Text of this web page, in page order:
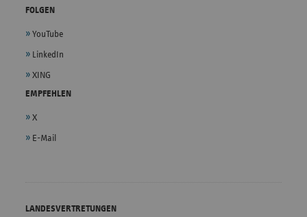
FOLGEN
YouTube
LinkedIn
XING
EMPFEHLEN
X
E-Mail
LANDESVERTRETUNGEN